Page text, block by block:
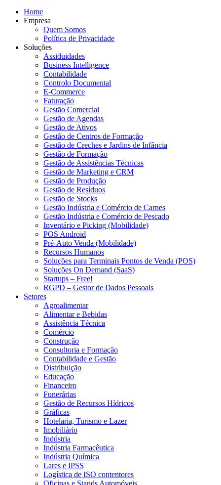
Home
Empresa
Quem Somos
Política de Privacidade
Soluções
Assiduidades
Business Intelligence
Contabilidade
Controlo Documental
E-Commerce
Faturação
Gestão Comercial
Gestão de Agendas
Gestão de Ativos
Gestão de Centros de Formação
Gestão de Creches e Jardins de Infância
Gestão de Formação
Gestão de Assistências Técnicas
Gestão de Marketing e CRM
Gestão de Produção
Gestão de Resíduos
Gestão de Stocks
Gestão Indústria e Comércio de Carnes
Gestão Indústria e Comércio de Pescado
Inventário e Picking (Mobilidade)
POS Android
Pré-Auto Venda (Mobilidade)
Recursos Humanos
Soluções para Terminais Pontos de Venda (POS)
Soluções On Demand (SaaS)
Startups – Free!
RGPD – Gestor de Dados Pessoais
Setores
Agroalimentar
Alimentar e Bebidas
Assistência Técnica
Comércio
Construção
Consultoria e Formação
Contabilidade e Gestão
Distribuição
Educação
Financeiro
Funerárias
Gestão de Recursos Hídricos
Gráficas
Hotelaria, Turismo e Lazer
Imobiliário
Indústria
Indústria Farmacêutica
Indústria Química
Lares e IPSS
Logística de ISO contentores